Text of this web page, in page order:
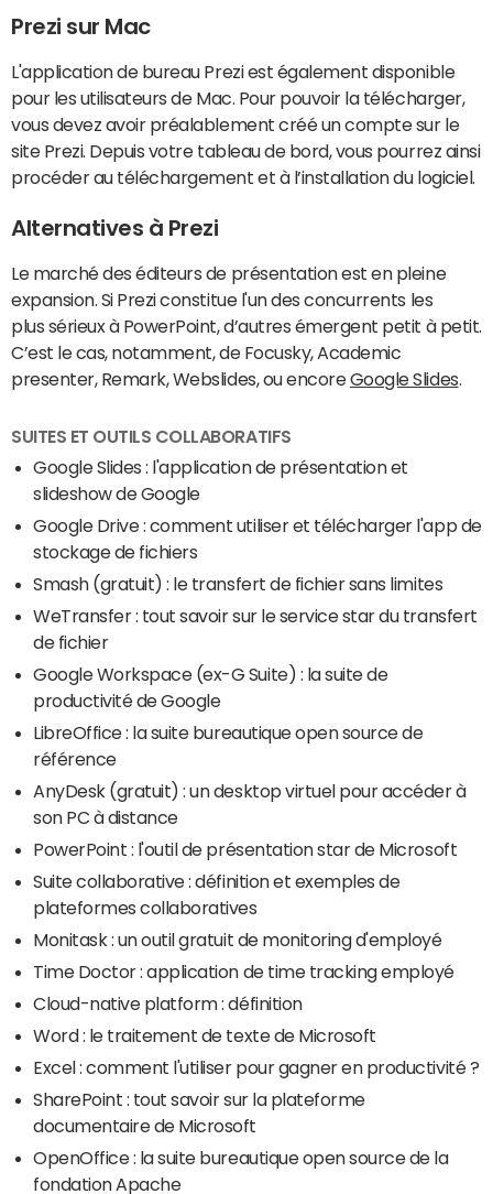
Prezi sur Mac
L'application de bureau Prezi est également disponible
pour les utilisateurs de Mac. Pour pouvoir la télécharger,
vous devez avoir préalablement créé un compte sur le
site Prezi. Depuis votre tableau de bord, vous pourrez ainsi
procéder au téléchargement et à l’installation du logiciel.
Alternatives à Prezi
Le marché des éditeurs de présentation est en pleine
expansion. Si Prezi constitue l'un des concurrents les
plus sérieux à PowerPoint, d’autres émergent petit à petit.
C’est le cas, notamment, de Focusky, Academic
presenter, Remark, Webslides, ou encoreGoogle Slides
SUITES ET OUTILS COLLABORATIFS
Google Slides : l'application de présentation et
slideshow de Google
Google Drive : comment utiliser et télécharger l'app de
stockage de fichiers
Smash (gratuit) : le transfert de fichier sans limites
WeTransfer : tout savoir sur le service star du transfert
de fichier
Google Workspace (ex-G Suite) : la suite de
productivité de Google
LibreOffice : la suite bureautique open source de
référence
AnyDesk (gratuit) : un desktop virtuel pour accéder à
son PC à distance
PowerPoint : l'outil de présentation star de Microsoft
Suite collaborative : définition et exemples de
plateformes collaboratives
Monitask : un outil gratuit de monitoring d'employé
Time Doctor : application de time tracking employé
Cloud-native platform : définition
Word : le traitement de texte de Microsoft
Excel : comment l'utiliser pour gagner en productivité ?
SharePoint : tout savoir sur la plateforme
documentaire de Microsoft
OpenOffice : la suite bureautique open source de la
fondation Apache